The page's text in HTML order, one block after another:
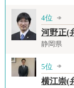
4位
河野正(
静岡県
5位
横江崇(